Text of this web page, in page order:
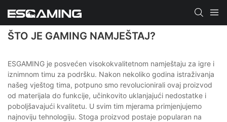
ŠTO JE GAMING NAMJEŠTAJ?
ESGAMING je posvećen visokokvalitetnom namještaju za igre i
iznimnom timu za podršku. Nakon nekoliko godina istraživanja
našeg vještog tima, potpuno smo revolucionirali ovaj proizvod
od materijala do funkcije, učinkovito uklanjajući nedostatke i
poboljšavajući kvalitetu. U svim tim mjerama primjenjujemo
najnoviju tehnologiju. Stoga proizvod postaje popularan na